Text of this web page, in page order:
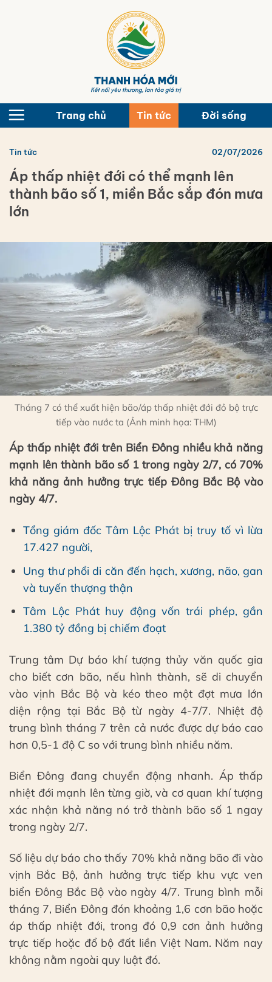
Trang chủ Tin tức Đời sống
Tin tức 02/07/2026
Áp thấp nhiệt đới có thể mạnh lên
thành bão số 1, miền Bắc sắp đón mưa
lớn
Tháng 7 có thể xuất hiện bão/áp thấp nhiệt đới đỏ bộ trực
tiếp vào nước ta (Ảnh minh họa: THM)
Áp thấp nhiệt đới trên Biển Đông nhiều khả năng
mạnh lên thành bão số 1 trong ngày 2/7, có 70%
khả năng ảnh hưởng trực tiếp Đông Bắc Bộ vào
ngày 4/7.
Tổng giám đốc Tâm Lộc Phát bị truy tố vì lừa
17.427 người,
Ung thư phổi di căn đến hạch, xương, não, gan
và tuyến thượng thận
Tâm Lộc Phát huy động vốn trái phép, gần
1.380 tỷ đồng bị chiếm đoạt
Trung tâm Dự báo khí tượng thủy văn quốc gia
cho biết cơn bão, nếu hình thành, sẽ di chuyển
vào vịnh Bắc Bộ và kéo theo một đợt mưa lớn
diện rộng tại Bắc Bộ từ ngày 4-7/7. Nhiệt độ
trung bình tháng 7 trên cả nước được dự báo cao
hơn 0,5-1 độ C so với trung bình nhiều năm.
Biển Đông đang chuyển động nhanh. Áp thấp
nhiệt đới mạnh lên từng giờ, và cơ quan khí tượng
xác nhận khả năng nó trở thành bão số 1 ngay
trong ngày 2/7.
Số liệu dự báo cho thấy 70% khả năng bão đi vào
vịnh Bắc Bộ, ảnh hưởng trực tiếp khu vực ven
biển Đông Bắc Bộ vào ngày 4/7. Trung bình mỗi
tháng 7, Biển Đông đón khoảng 1,6 cơn bão hoặc
áp thấp nhiệt đới, trong đó 0,9 cơn ảnh hưởng
trực tiếp hoặc đổ bộ đất liền Việt Nam. Năm nay
không nằm ngoài quy luật đó.